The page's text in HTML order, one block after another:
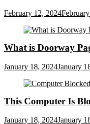
February 12, 2024
What is Doorway
January 18, 2024January
This Computer Is
January 18, 2024January